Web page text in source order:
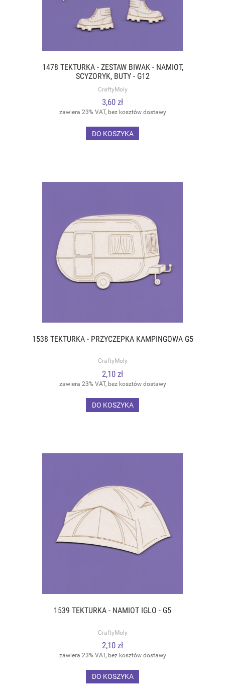
1478 TEKTURKA - ZESTAW BIWAK - NAMIOT,
SCYZORYK, BUTY - G12
CraftyMoly
3,60 zł
zawiera 23% VAT, bez kosztów dostawy
DO KOSZYKA
1538 TEKTURKA - PRZYCZEPKA KAMPINGOWA G5
CraftyMoly
2,10 zł
zawiera 23% VAT, bez kosztów dostawy
DO KOSZYKA
1539 TEKTURKA - NAMIOT IGLO - G5
CraftyMoly
2,10 zł
zawiera 23% VAT, bez kosztów dostawy
DO KOSZYKA